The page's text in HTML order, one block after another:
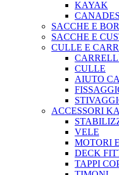
KAYAK
SACCHE E
SACCHE E
CULLE E
CULLE
AIUTO
ACCESSORI
VELE
MOTORI
DECK
TAPPI